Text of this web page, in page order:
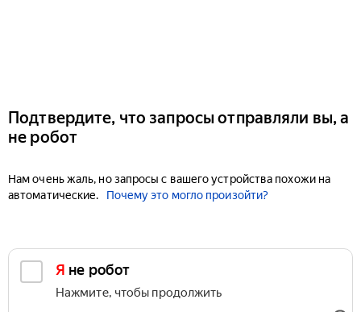
Подтвердите, что запросы отправляли вы, а
не робот
Нам очень жаль, но запросы с вашего устройства похожи на
автоматические.
Почему это могло произойти?
Я не робот
Нажмите, чтобы продолжить